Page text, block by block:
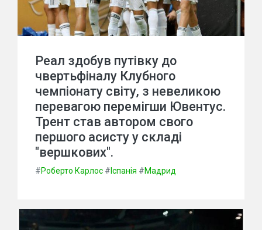
Реал здобув путівку до
чвертьфіналу Клубного
чемпіонату світу, з невеликою
перевагою перемігши Ювентус.
Трент став автором свого
першого асисту у складі
"вершкових".
#Роберто Карлос # Іспанія #Мадрид